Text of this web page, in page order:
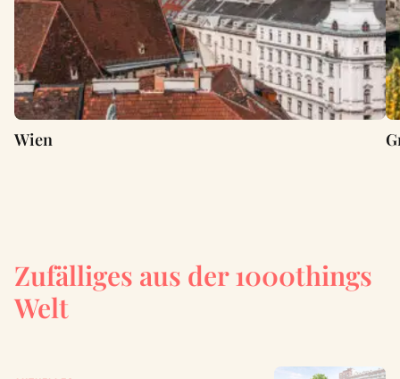
Wien
Zufälliges aus der 1000things
Welt